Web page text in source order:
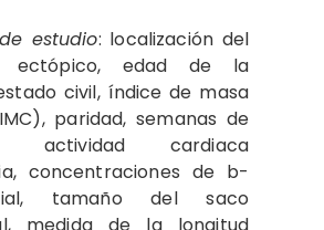
estudio: localización del
ectópico, edad de la
civil, índice de masa
paridad, semanas de
actividad cardiaca
concentraciones de b-
tamaño del saco